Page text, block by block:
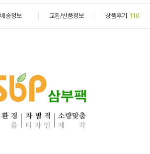
배송정보 교환/반품정보 상품후기 110